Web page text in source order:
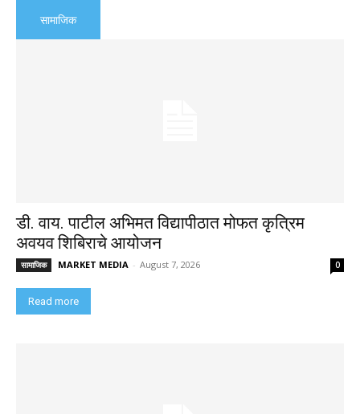
सामाजिक
डी. वाय. पाटील अभिमत विद्यापीठात मोफत कृत्रिम
अवयव शिबिराचे आयोजन
सामाजिक MARKET MEDIA - August 7, 2026 0
Read more